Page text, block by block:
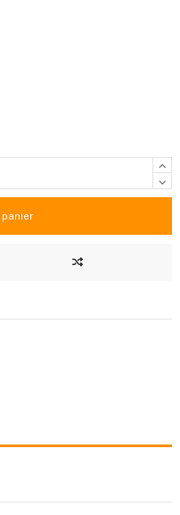
panier